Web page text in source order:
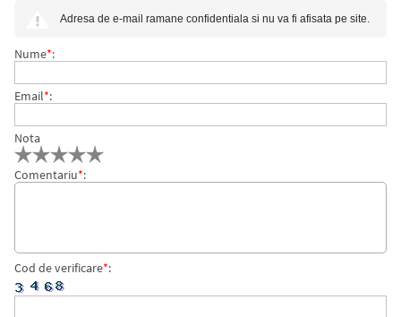
Adresa de e-mail ramane confidentiala si nu va fi afisata pe site.
Nume*:
Email*:
Nota
Comentariu*:
Cod de verificare*: